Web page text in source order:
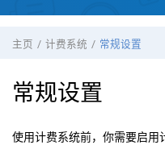
主页 计费系统 常规设置
常规设置
使用计费系统前，你需要启用